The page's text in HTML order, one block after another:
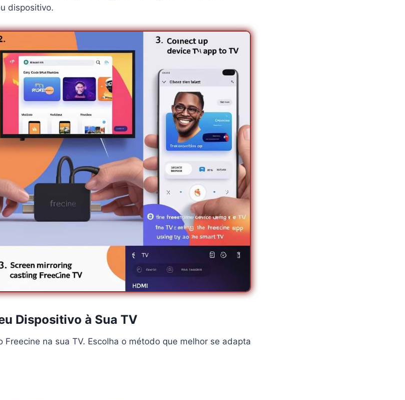
dispositivo.
Dispositivo à Sua TV
Freecine na sua TV. Escolha o método que melhor se adapta